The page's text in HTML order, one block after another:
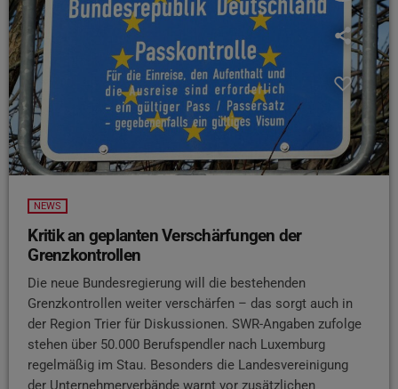
NEWS
Kritik an geplanten Verschärfungen der
Grenzkontrollen
Die neue Bundesregierung will die bestehenden
Grenzkontrollen weiter verschärfen – das sorgt auch in
der Region Trier für Diskussionen. SWR-Angaben zufolge
stehen über 50.000 Berufspendler nach Luxemburg
regelmäßig im Stau. Besonders die Landesvereinigung
der Unternehmerverbände warnt vor zusätzlichen